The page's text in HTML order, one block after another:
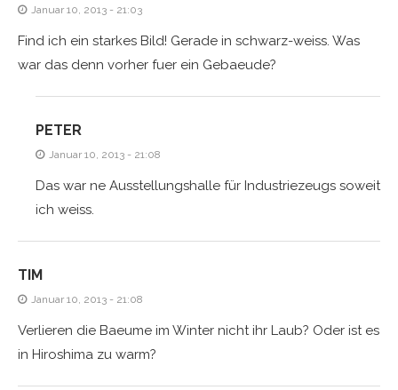
Januar 10, 2013 - 21:03
Find ich ein starkes Bild! Gerade in schwarz-weiss. Was
war das denn vorher fuer ein Gebaeude?
PETER
Januar 10, 2013 - 21:08
Das war ne Ausstellungshalle für Industriezeugs soweit
ich weiss.
TIM
Januar 10, 2013 - 21:08
Verlieren die Baeume im Winter nicht ihr Laub? Oder ist es
in Hiroshima zu warm?